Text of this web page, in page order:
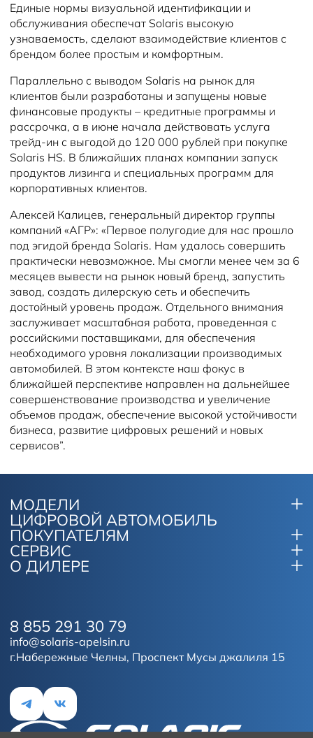
Единые нормы визуальной идентификации и
обслуживания обеспечат Solaris высокую
узнаваемость, сделают взаимодействие клиентов с
брендом более простым и комфортным.
Параллельно с выводом Solaris на рынок для
клиентов были разработаны и запущены новые
финансовые продукты – кредитные программы и
рассрочка, а в июне начала действовать услуга
трейд-ин с выгодой до 120 000 рублей при покупке
Solaris HS. В ближайших планах компании запуск
продуктов лизинга и специальных программ для
корпоративных клиентов.
Алексей Калицев, генеральный директор группы
компаний «АГР»: «Первое полугодие для нас прошло
под эгидой бренда Solaris. Нам удалось совершить
практически невозможное. Мы смогли менее чем за 6
месяцев вывести на рынок новый бренд, запустить
завод, создать дилерскую сеть и обеспечить
достойный уровень продаж. Отдельного внимания
заслуживает масштабная работа, проведенная с
российскими поставщиками, для обеспечения
необходимого уровня локализации производимых
автомобилей. В этом контексте наш фокус в
ближайшей перспективе направлен на дальнейшее
совершенствование производства и увеличение
объемов продаж, обеспечение высокой устойчивости
бизнеса, развитие цифровых решений и новых
сервисов”.
МОДЕЛИ
ЦИФРОВОЙ АВТОМОБИЛЬ
ПОКУПАТЕЛЯМ
СЕРВИС
О ДИЛЕРЕ
г.Набережные Челны, Проспект Мусы джалиля 15
8 855 291 30 79
info@solaris-apelsin.ru